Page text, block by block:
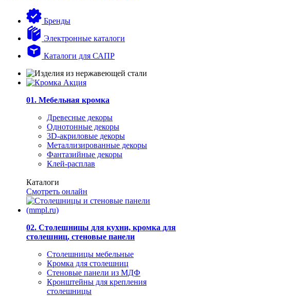
Бренды
Электронные каталоги
Каталоги для САПР
01. Мебельная кромка
Древесные декоры
Однотонные декоры
3D-акриловые декоры
Металлизированные декоры
Фантазийные декоры
Клей-расплав
Каталоги
Смотреть онлайн
02. Столешницы для кухни, кромка для
столешниц, стеновые панели
Столешницы мебельные
Кромка для столешниц
Стеновые панели из МДФ
Кронштейны для крепления
столешницы